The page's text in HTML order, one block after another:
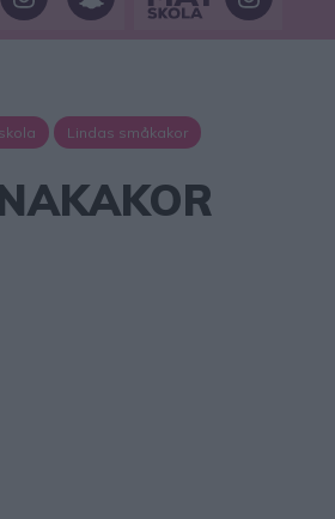
Lindas småkakor